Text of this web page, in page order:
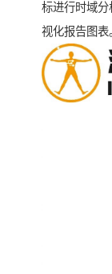
标进行时域分
视化报告图表